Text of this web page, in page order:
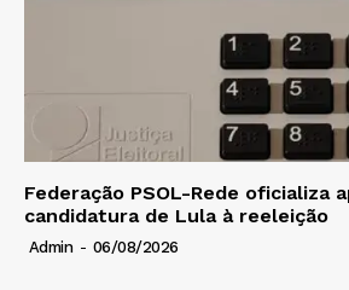
Federação PSOL-Rede oficializa
candidatura de Lula à reeleição
Admin - 06/08/2026